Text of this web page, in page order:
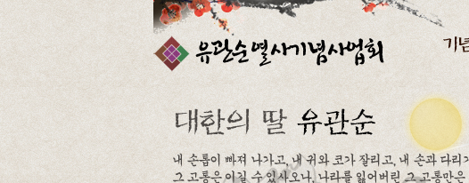
주메뉴바로가기
본문바로가기